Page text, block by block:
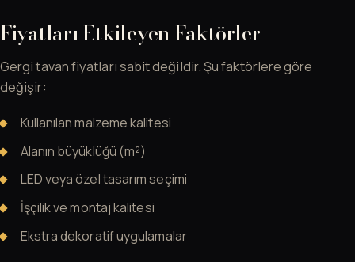
Fiyatları Etkileyen Faktörler
Gergi tavan fiyatları sabit değildir. Şu faktörlere göre
değişir:
Kullanılan malzeme kalitesi
Alanın büyüklüğü (m²)
LED veya özel tasarım seçimi
İşçilik ve montaj kalitesi
Ekstra dekoratif uygulamalar